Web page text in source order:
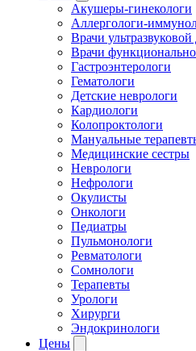
Акушеры-гинекологи
Аллергологи-
Врачи
Врачи
Гастроэнтерологи
Гематологи
Детские неврологи
Кардиологи
Колопроктологи
Мануальные
Медицинские сестры
Неврологи
Нефрологи
Окулисты
Онкологи
Педиатры
Пульмонологи
Ревматологи
Сомнологи
Терапевты
Урологи
Хирурги
Эндокринологи
Цены